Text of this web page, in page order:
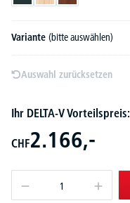
Variante (bitte auswählen)
Auswahl zurücksetzen
Ihr DELTA-V Vorteilspreis:
CHF2.166,-